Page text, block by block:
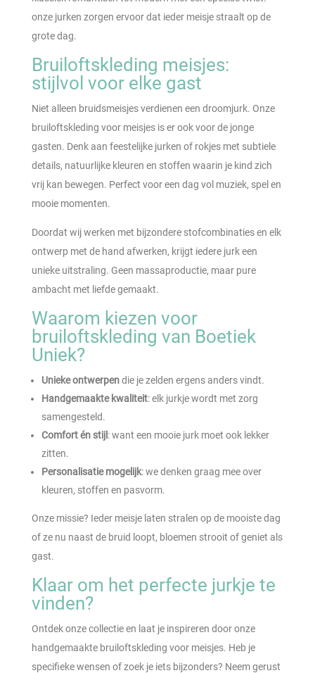
onze jurken zorgen ervoor dat ieder meisje straalt op de
grote dag.
Bruiloftskleding meisjes:
stijlvol voor elke gast
Niet alleen bruidsmeisjes verdienen een droomjurk. Onze
bruiloftskleding voor meisjes is er ook voor de jonge
gasten. Denk aan feestelijke jurken of rokjes met subtiele
details, natuurlijke kleuren en stoffen waarin je kind zich
vrij kan bewegen. Perfect voor een dag vol muziek, spel en
mooie momenten.
Doordat wij werken met bijzondere stofcombinaties en elk
ontwerp met de hand afwerken, krijgt iedere jurk een
unieke uitstraling. Geen massaproductie, maar pure
ambacht met liefde gemaakt.
Waarom kiezen voor
bruiloftskleding van Boetiek
Uniek?
Unieke ontwerpendie je zelden ergens anders vindt.
Handgemaakte kwaliteit: elk jurkje wordt met zorg
samengesteld.
Comfort én stijl : want een mooie jurk moet ook lekker
zitten.
Personalisatie mogelijk: we denken graag mee over
kleuren, stoffen en pasvorm.
Onze missie? Ieder meisje laten stralen op de mooiste dag
of ze nu naast de bruid loopt, bloemen strooit of geniet als
gast.
Klaar om het perfecte jurkje te
vinden?
Ontdek onze collectie en laat je inspireren door onze
handgemaakte bruiloftskleding voor meisjes. Heb je
specifieke wensen of zoek je iets bijzonders? Neem gerust